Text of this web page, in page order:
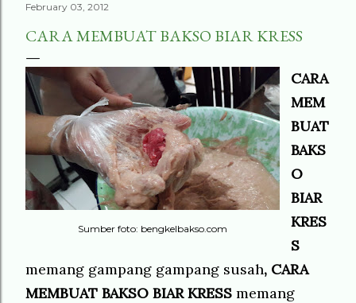
February 03, 2012
CARA MEMBUAT BAKSO BIAR KRESS
Sumber foto: bengkelbakso.com
CARA
MEM
BUAT
BAKS
O
BIAR
KRES
S
memang gampang gampang susah, CARA
MEMBUAT BAKSO BIAR KRESS memang